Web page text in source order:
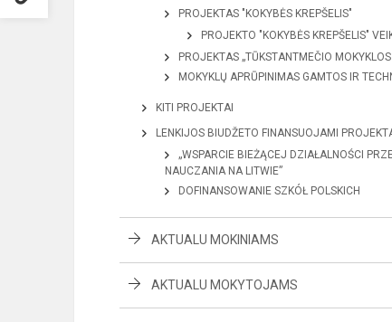
PROJEKTAS "KOKYBĖS KREPŠELIS"
PROJEKTO "KOKYBĖS KREPŠELIS"
PROJEKTAS „TŪKSTANTMEČIO MOKYKLOS
MOKYKLŲ APRŪPINIMAS GAMTOS IR
KITI PROJEKTAI
LENKIJOS BIUDŽETO FINANSUOJAMI
„WSPARCIE BIEŻĄCEJ DZIAŁALNOŚCI
NAUCZANIA NA LITWIE”
DOFINANSOWANIE SZKÓŁ POLSKICH
AKTUALU MOKINIAMS
AKTUALU MOKYTOJAMS